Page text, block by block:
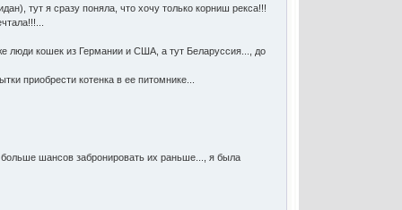
тут я сразу поняла, что хочу только корниш рекса!!!
люди кошек из Германии и США, а тут Беларуссия..., до
приобрести котенка в ее питомнике...
шансов забронировать их раньше..., я была